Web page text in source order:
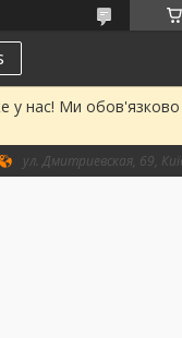
у нас! Ми
ул. Дмитриевская, 69,